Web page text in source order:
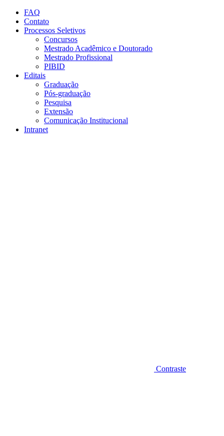
Conteúdo principal
FAQ
Contato
Processos Seletivos
Concursos
Mestrado Acadêmico e Doutorado
Mestrado Profissional
PIBID
Editais
Graduação
Pós-graduação
Pesquisa
Extensão
Comunicação Institucional
Intranet
Contraste